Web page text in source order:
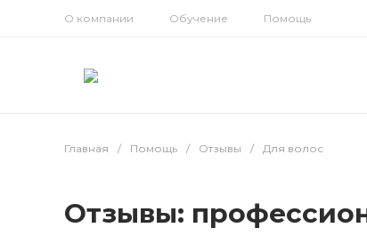
О компании Обучение Помощь
Главная / Помощь / Отзывы / Для волос
Отзывы: